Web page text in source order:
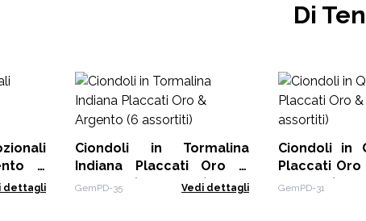
Di
-
dettagli
Ciondoli in Tormalina
Indiana Placcati Oro &
Argento (6 assortiti)
GemPD-35 Vedi dettagli
Ciondoli in
Placcati
assortiti)
GemPD-31